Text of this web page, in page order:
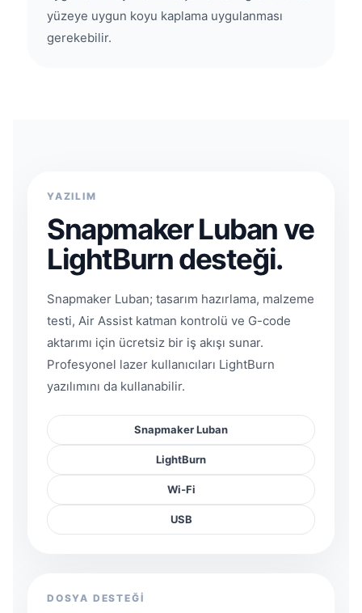
yüzeye uygun koyu kaplama uygulanması
gerekebilir.
YAZILIM
Snapmaker Luban ve
LightBurn desteği.
Snapmaker Luban; tasarım hazırlama, malzeme
testi, Air Assist katman kontrolü ve G-code
aktarımı için ücretsiz bir iş akışı sunar.
Profesyonel lazer kullanıcıları LightBurn
yazılımını da kullanabilir.
Snapmaker Luban
LightBurn
Wi‑Fi
USB
DOSYA DESTEĞİ